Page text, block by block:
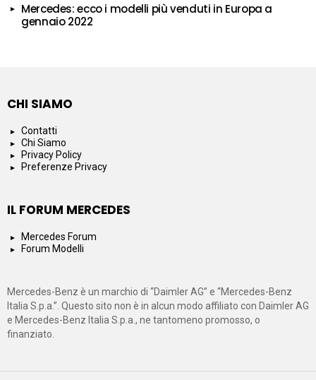
Mercedes: ecco i modelli più venduti in Europa a
gennaio 2022
CHI SIAMO
Contatti
Chi Siamo
Privacy Policy
Preferenze Privacy
IL FORUM MERCEDES
Mercedes Forum
Forum Modelli
Mercedes-Benz è un marchio di “Daimler AG” e “Mercedes-Benz
Italia S.p.a.”. Questo sito non è in alcun modo affiliato con Daimler AG
e Mercedes-Benz Italia S.p.a., ne tantomeno promosso, o
finanziato.